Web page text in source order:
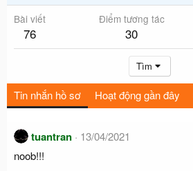
Bài viết
76
Điểm tương tác
30
Tìm
Tin nhắn hồ sơ Hoạt động gần đây
tuantran
13/04/2021
noob!!!